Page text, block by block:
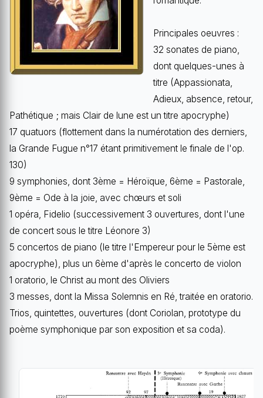
Principales oeuvres :
32 sonates de piano,
dont quelques-unes à
titre (Appassionata,
Adieux, absence, retour,
Pathétique ; mais Clair de lune est un titre apocryphe)
17 quatuors (flottement dans la numérotation des derniers,
la Grande Fugue n°17 étant primitivement le finale de l'op.
130)
9 symphonies, dont 3ème = Héroïque, 6ème = Pastorale,
9ème = Ode à la joie, avec chœurs et soli
1 opéra, Fidelio (successivement 3 ouvertures, dont l'une
de concert sous le titre Léonore 3)
5 concertos de piano (le titre l'Empereur pour le 5ème est
apocryphe), plus un 6ème d'après le concerto de violon
1 oratorio, le Christ au mont des Oliviers
3 messes, dont la Missa Solemnis en Ré, traitée en oratorio.
Trios, quintettes, ouvertures (dont Coriolan, prototype du
poème symphonique par son exposition et sa coda).